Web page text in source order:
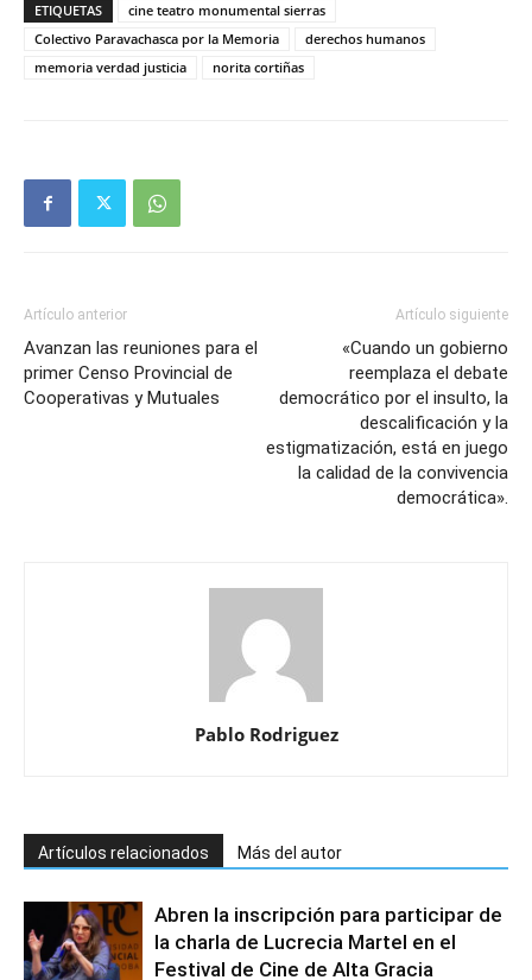
ETIQUETAS
cine teatro monumental sierras
Colectivo Paravachasca por la Memoria
derechos humanos
memoria verdad justicia
norita cortiñas
Artículo anterior
Avanzan las reuniones para el
primer Censo Provincial de
Cooperativas y Mutuales
Artículo siguiente
«Cuando un gobierno
reemplaza el debate
democrático por el insulto, la
descalificación y la
estigmatización, está en juego
la calidad de la convivencia
democrática».
Pablo Rodriguez
Artículos relacionados Más del autor
Abren la inscripción para participar de
la charla de Lucrecia Martel en el
Festival de Cine de Alta Gracia